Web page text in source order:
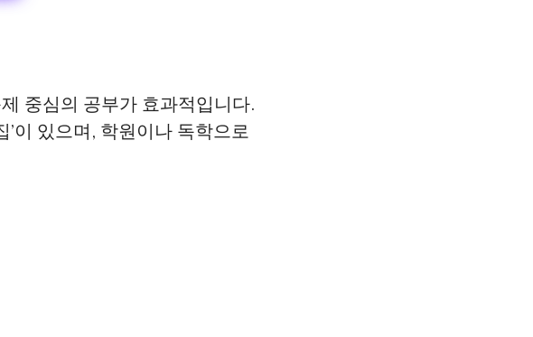
중심의 공부가 효과적입니다.
이 있으며, 학원이나 독학으로